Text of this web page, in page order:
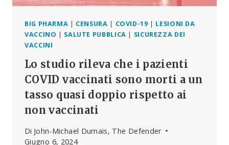
BIG PHARMA | CENSURA | COVID-19 | LESIONI DA
VACCINO | SALUTE PUBBLICA | SICUREZZA DEI
VACCINI
Lo studio rileva che i pazienti
COVID vaccinati sono morti a un
tasso quasi doppio rispetto ai
non vaccinati
Di John-Michael Dumais, The Defender
Giugno 6, 2024